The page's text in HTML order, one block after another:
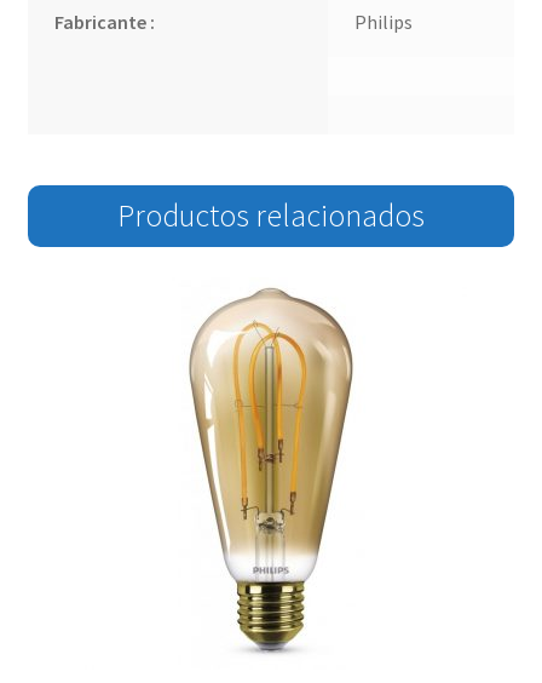
Fabricante : Philips
Productos relacionados